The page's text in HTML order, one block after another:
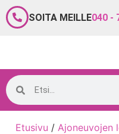
SOITA MEILLE040 -
Etusivu / Ajoneuvojen